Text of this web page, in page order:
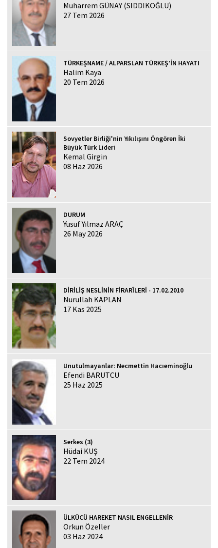
Muharrem GÜNAY (SIDDIKOĞLU)
27 Tem 2026
TÜRKEŞNAME / ALPARSLAN TÜRKEŞ’İN HAYATI
Halim Kaya
20 Tem 2026
Sovyetler Birliği'nin Yıkılışını Öngören İki
Büyük Türk Lideri
Kemal Girgin
08 Haz 2026
DURUM
Yusuf Yılmaz ARAÇ
26 May 2026
DİRİLİŞ NESLİNİN FİRARÎLERİ - 17.02.2010
Nurullah KAPLAN
17 Kas 2025
Unutulmayanlar: Necmettin Hacıeminoğlu
Efendi BARUTCU
25 Haz 2025
Serkes (3)
Hüdai KUŞ
22 Tem 2024
ÜLKÜCÜ HAREKET NASIL ENGELLENİR
Orkun Özeller
03 Haz 2024